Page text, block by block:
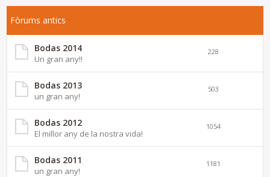
Fòrums antics
Bodas 2014
Un gran any!!
228
Bodas 2013
un gran any!
503
Bodas 2012
El millor any de la nostra vida!
1054
Bodas 2011
un gran any!
1181